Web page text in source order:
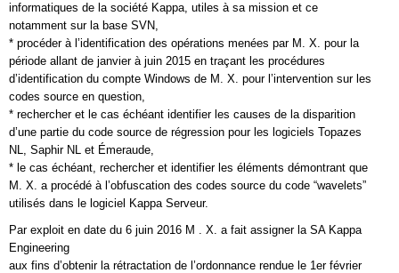
informatiques de la société Kappa, utiles à sa mission et ce
notamment sur la base SVN,
* procéder à l’identification des opérations menées par M. X. pour la
période allant de janvier à juin 2015 en traçant les procédures
d’identification du compte Windows de M. X. pour l’intervention sur les
codes source en question,
* rechercher et le cas échéant identifier les causes de la disparition
d’une partie du code source de régression pour les logiciels Topazes
NL, Saphir NL et Émeraude,
* le cas échéant, rechercher et identifier les éléments démontrant que
M. X. a procédé à l’obfuscation des codes source du code “wavelets”
utilisés dans le logiciel Kappa Serveur.
Par exploit en date du 6 juin 2016 M . X. a fait assigner la SA Kappa
Engineering
aux fins d’obtenir la rétractation de l’ordonnance rendue le 1er février